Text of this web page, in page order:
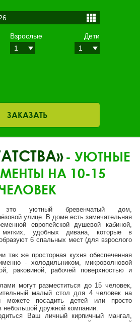
Взрослые Дети
ЗАКАЗАТЬ
- УЮТНЫЕ
НА 10-15
это уютный бревенчатый дом,
улице. В доме есть замечательная
европейской душевой кабиной,
удобных дивана, которые в
6 спальных мест (для взрослого
так же просторная кухня обеспеченная
- холодильником, микроволновой
раковиной, рабочей поверхностью и
могут разместиться до 15 человек,
малый стол для 4 человек на
посадить детей или просто
небольшой дружной компании.
Ваш личный кирпичный мангал,